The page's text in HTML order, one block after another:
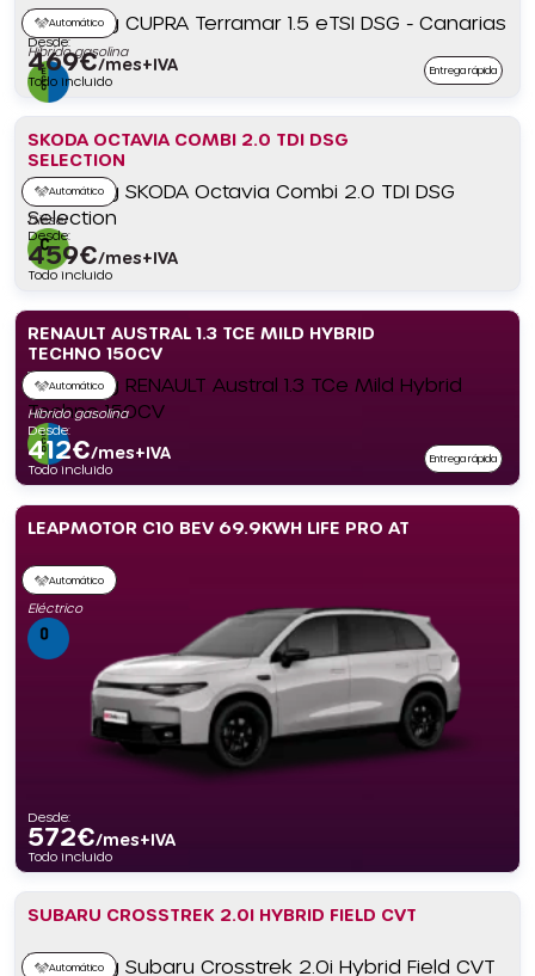
Automático
Híbrido gasolina
Desde:
469€/mes+IVA
Todo incluido
Entrega rápida
SKODA OCTAVIA COMBI 2.0 TDI DSG
SELECTION
Automático
Diésel
Desde:
459€/mes+IVA
Todo incluido
RENAULT AUSTRAL 1.3 TCE MILD HYBRID
TECHNO 150CV
Automático
Híbrido gasolina
Desde:
412€/mes+IVA
Todo incluido
Entrega rápida
LEAPMOTOR C10 BEV 69.9KWH LIFE PRO AT
Automático
Eléctrico
Desde:
572€/mes+IVA
Todo incluido
SUBARU CROSSTREK 2.0I HYBRID FIELD CVT
Automático